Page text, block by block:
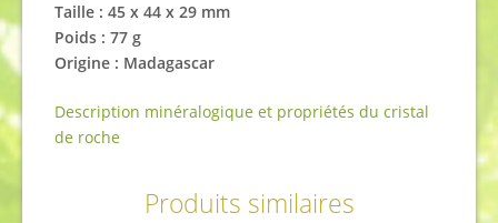
Taille : 45 x 44 x 29 mm
Poids : 77 g
Origine : Madagascar
Description minéralogique et propriétés du cristal
de roche
Produits similaires